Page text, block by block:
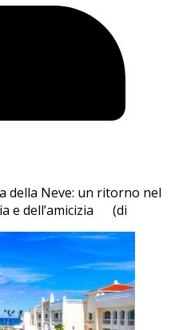
della Neve: un ritorno nel
e dell’amicizia (di